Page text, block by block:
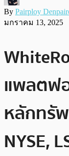
By Pairploy
มกราคม 13, 2025
แพลตฟ
หลักทรั
NYSE,